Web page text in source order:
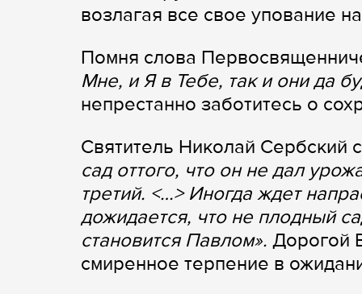
возлагая все свое упование
Помня слова
Мне, и Я в Тебе, так и они да
непрестанно заботитесь о
Святитель Николай Сербский
сад оттого, что он не дал
третий. <…> Иногда ждет
дожидается, что не плодный
становится Павлом». Дорогой
смиренное терпение в